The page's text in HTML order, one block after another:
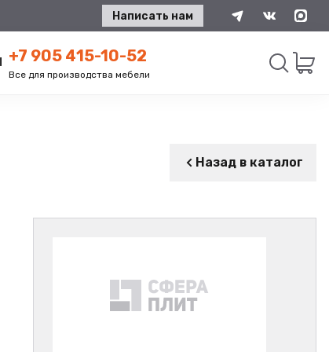
Написать нам
+7 905 415-10-52
Все для производства мебели
Назад в каталог